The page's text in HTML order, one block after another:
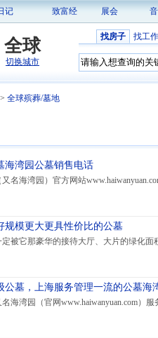
记 致富经 展会
全球
切换城市
找房子 找工作
> 全球殡葬/墓地
海湾园公墓销售电话
名海湾园）官方网站
规模更大更具性价比的公墓
被它那豪华的接待大厅、大片的绿化
公墓，上海服务管理一流的公墓海
海湾园（官网www.haiwanyuan.com）